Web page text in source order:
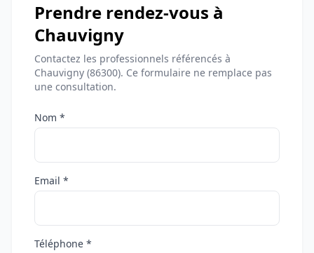
Prendre rendez-vous à
Chauvigny
Contactez les professionnels référencés à
Chauvigny (86300). Ce formulaire ne remplace pas
une consultation.
Nom *
Email *
Téléphone *